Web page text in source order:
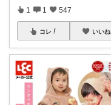
1 1 547
コレ いいね